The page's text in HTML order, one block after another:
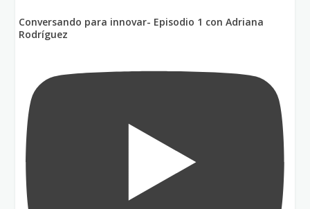
Conversando para innovar- Episodio 1 con Adriana
Rodríguez